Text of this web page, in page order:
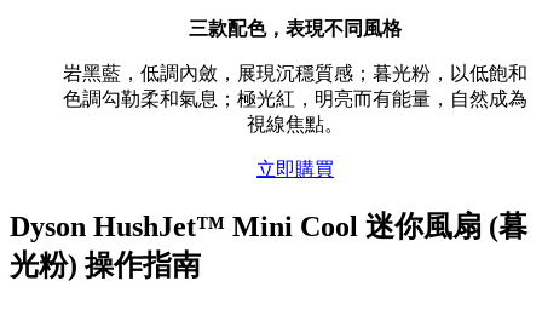
三款配色，表現不同風格
岩黑藍，低調內斂，展現沉穩質感；暮光粉，以低飽和
色調勾勒柔和氣息；極光紅，明亮而有能量，自然成為
視線焦點。
立即購買
Dyson HushJet™ Mini Cool 迷你風扇 (暮
光粉) 操作指南